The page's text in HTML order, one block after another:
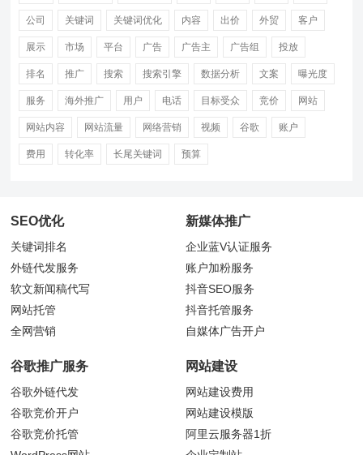
公司 关键词 关键词优化 内容 出价 外贸 客户
展示 市场 平台 广告 广告主 广告组 投放
排名 推广 搜索 搜索引擎 数据分析 文案 曝光度
服务 海外推广 用户 电话 目标受众 竞价 网站
网站内容 网站流量 网络营销 视频 谷歌 账户
费用 转化率 长尾关键词 预算
SEO优化
关键词排名
外链代发服务
软文新闻稿代写
网站托管
全网营销
新媒体推广
企业蓝V认证服务
账户加粉服务
抖音SEO服务
抖音托管服务
自媒体广告开户
谷歌推广服务
谷歌外链代发
谷歌竞价开户
谷歌竞价托管
网站建设
网站建设费用
网站建设模版
阿里云服务器1折